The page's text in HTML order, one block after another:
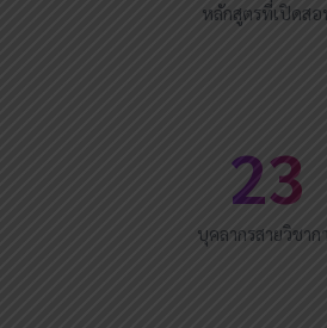
หลักสูตรที่เปิดสอ
23
บุคลากรสายวิชาก